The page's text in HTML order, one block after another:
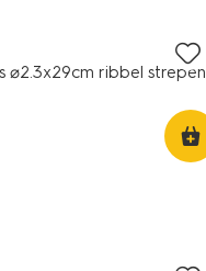
⌀2.3x29cm ribbel strepen